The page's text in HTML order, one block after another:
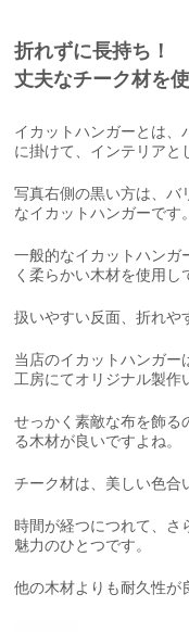
折れずに長持ち！
丈夫なチーク材を
イカットハンガーとは、
に掛けて、インテリアと
写真右側の黒い方は、バ
なイカットハンガーです。
一般的なイカットハンガ
く柔らかい木材を使用し
扱いやすい反面、折れや
当店のイカットハンガー
工房にてオリジナル製作
せっかく素敵な布を飾る
る木材が良いですよね。
チーク材は、美しい色合
時間が経つにつれて、さ
魅力のひとつです。
他の木材よりも耐久性が